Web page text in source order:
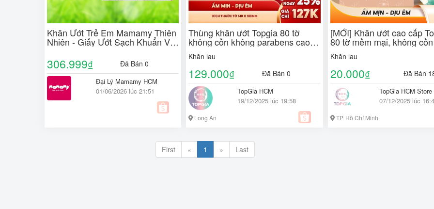
Khăn Ướt Trẻ Em Mamamy Thiên
Nhiên - Giấy Ướt Sạch Khuẩn Vệ
Sinh Cho Cả Gia Đình - Gói 60
Miếng
306.999₫ Đã Bán 0
Đại Lý Mamamy HCM
01/06/2026 lúc 21:51
Thùng khăn ướt Topgia 80 tờ
không cồn không parabens cao
cấp dành cho mẹ và bé
Khăn lau
129.000₫ Đã Bán 0
TopGia HCM
19/12/2025 lúc 19:58
Long An
[MỚI] Khăn ướt cao cấp
80 tờ mềm mại, không
mùi, không parabens dành
mẹ và bé
Khăn lau
20.000₫ Đã Bán
TopGia HCM Store
07/12/2025 lúc
TP. Hồ Chí Minh
First « 1 » Last